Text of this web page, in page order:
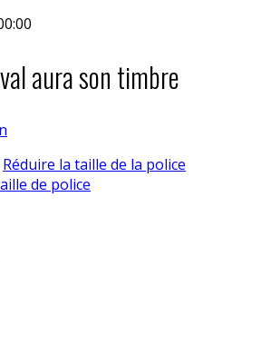
aura son timbre
Réduire la taille de la police
de police